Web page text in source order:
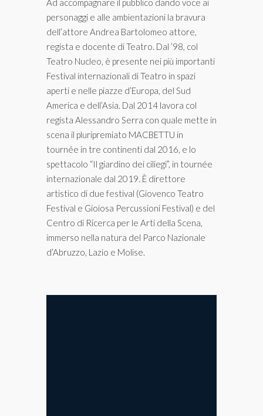
Ad accompagnare il pubblico dando voce ai
personaggi e alle ambientazioni la bravura
dell’attore Andrea Bartolomeo attore,
regista e docente di Teatro. Dal ’98, col
Teatro Nucleo, è presente nei più importanti
Festival internazionali di Teatro in spazi
aperti e nelle piazze d’Europa, del Sud
America e dell’Asia. Dal 2014 lavora col
regista Alessandro Serra con quale mette in
scena il pluripremiato MACBETTU in
tournée in tre continenti dal 2016, e lo
spettacolo “Il giardino dei ciliegi”, in tournée
internazionale dal 2019. È direttore
artistico di due festival (Giovenco Teatro
Festival e Gioiosa Percussioni Festival) e del
Centro di Ricerca per le Arti della Scena,
immerso nella natura del Parco Nazionale
d’Abruzzo, Lazio e Molise.